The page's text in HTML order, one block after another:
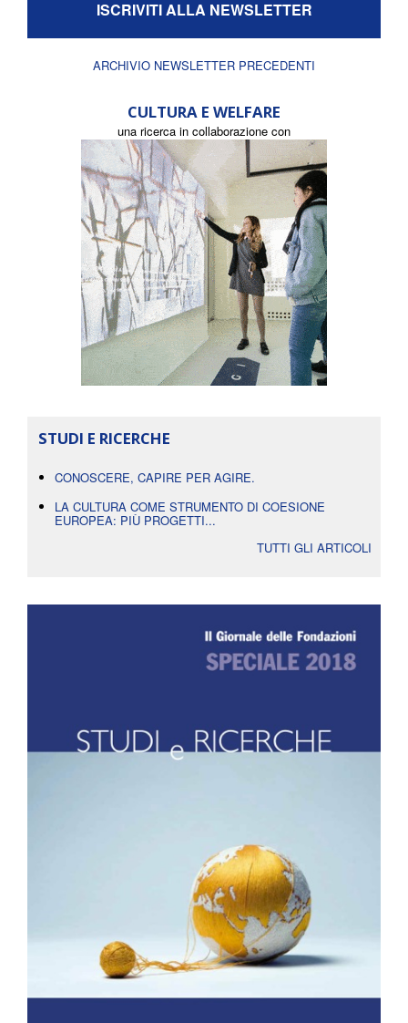
ISCRIVITI ALLA NEWSLETTER
ARCHIVIO NEWSLETTER PRECEDENTI
CULTURA E WELFARE
una ricerca in collaborazione con
STUDI E RICERCHE
CONOSCERE, CAPIRE PER AGIRE.
LA CULTURA COME STRUMENTO DI COESIONE
EUROPEA: PIÙ PROGETTI...
TUTTI GLI ARTICOLI